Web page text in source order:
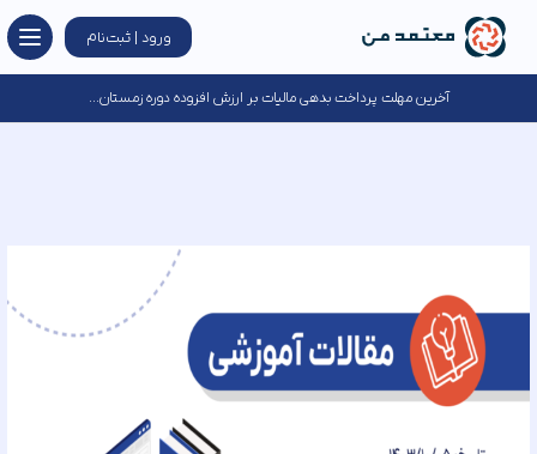
ورود | ثبت‌نام
آخرین مهلت پرداخت بدهی مالیات بر ارزش افزوده دوره زمستان...